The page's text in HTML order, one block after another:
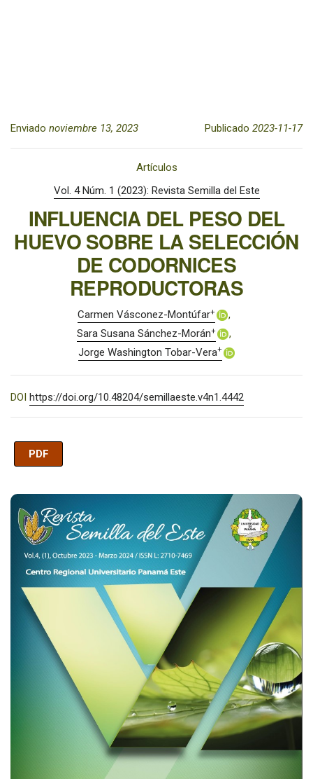
Enviado noviembre 13, 2023 Publicado 2023-11-17
Artículos
Vol. 4 Núm. 1 (2023): Revista Semilla del Este
INFLUENCIA DEL PESO DEL
HUEVO SOBRE LA SELECCIÓN
DE CODORNICES
REPRODUCTORAS
Carmen Vásconez-Montúfar+
Sara Susana Sánchez-Morán+
Jorge Washington Tobar-Vera+
DOI https://doi.org/10.48204/semillaeste.v4n1.4442
PDF
Imagen de portada